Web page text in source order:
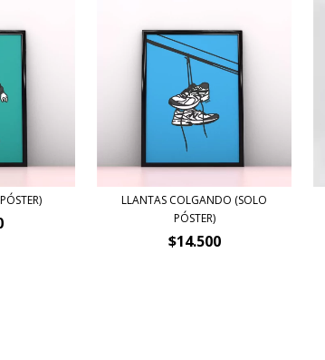
LLANTAS COLGANDO (SOLO
PÓSTER)
$14.500